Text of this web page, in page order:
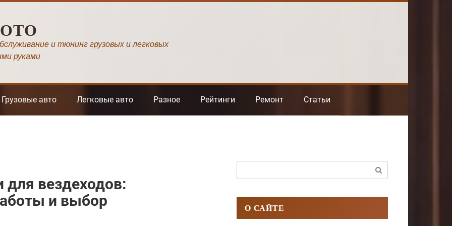
и тюнинг грузовых и легковых
руками
Грузовые авто Легковые авто Разное Рейтинги Ремонт Статьи
для вездеходов:
и выбор
О САЙТЕ